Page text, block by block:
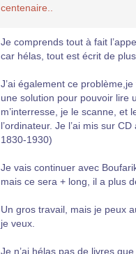
centenaire..
Je comprends tout à fait
car hélas, tout est écrit de
J’ai également ce
une solution pour pouvoir lire
m’interresse, je le scanne, et
l’ordinateur. Je l’ai mis sur
1830-1930)
Je vais continuer avec
mais ce sera + long, il a plus
Un gros travail, mais je peux
je veux.
Je n’ai hélas pas de livres